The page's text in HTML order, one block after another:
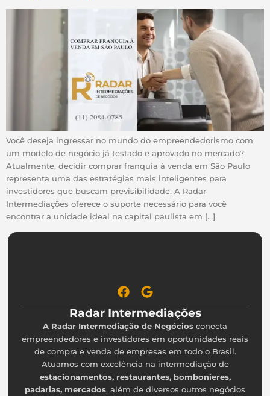
Você deseja ingressar no mundo do empreendedorismo com
um modelo de negócio já testado e aprovado no mercado?
Atualmente, decidir comprar franquia à venda em São Paulo
representa uma das estratégias mais inteligentes para
investidores que buscam previsibilidade. A Radar
Intermediações oferece o suporte necessário para você
encontrar a unidade ideal na capital paulista em […]
Radar Intermediações
A Radar Intermediação de Negócios conecta
empreendedores e investidores em oportunidades reais
de compra e venda de empresas em todo o Brasil.
Atuamos com excelência na intermediação de
estacionamentos, restaurantes, bombonieres,
padarias, mercados, além de diversos outros negócios